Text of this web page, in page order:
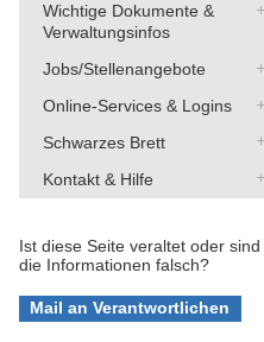
Wichtige Dokumente &
Verwaltungsinfos
Jobs/Stellenangebote
Online-Services & Logins
Schwarzes Brett
Kontakt & Hilfe
Ist diese Seite veraltet oder sind
die Informationen falsch?